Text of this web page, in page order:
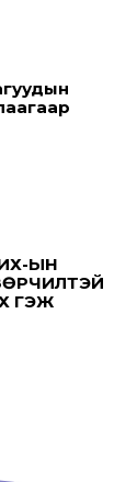
ЫН
ГЭЖ